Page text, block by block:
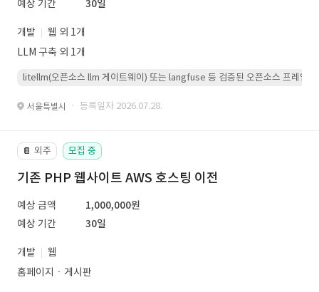
예상 기간
30일
개발
웹 외 1개
LLM 구축 외 1개
litellm(오픈소스 llm 게이트웨이) 또는 langfuse 등 검증된 오픈소스 프레임워
서울특별시 · 등록일자 2026.07.28.
📔 외주 모집 중
기존 PHP 웹사이트 AWS 호스팅 이전
예상 금액
1,000,000원
예상 기간
30일
개발
웹
홈페이지ㆍ게시판